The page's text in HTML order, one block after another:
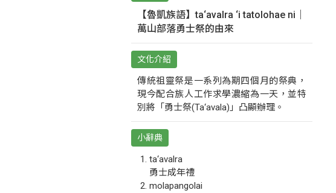
【魯凱族語】ta‘avalra ‘i tatolohae ni｜
萬山部落勇士祭的由來
文化介紹
傳統祖靈祭是一系列為期四個月的祭典，
現今配合族人工作求學濃縮為一天，並特
別將「勇士祭(Ta‘avala)」凸顯辦理。
小辭典
ta‘avalra
勇士成年禮
molapangolai